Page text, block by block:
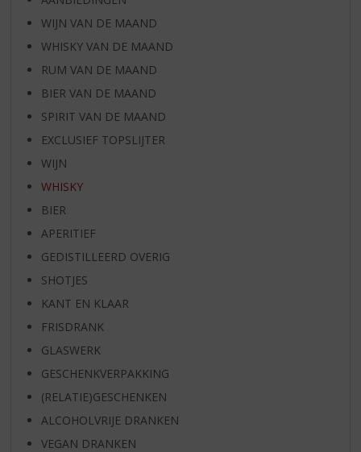
WIJN VAN DE MAAND
WHISKY VAN DE MAAND
RUM VAN DE MAAND
BIER VAN DE MAAND
SPIRIT VAN DE MAAND
EXCLUSIEF TOPSLIJTER
WIJN
WHISKY
BIER
APERITIEF
GEDISTILLEERD OVERIG
SHOTJES
KANT EN KLAAR
FRISDRANK
GLASWERK
GESCHENKVERPAKKING
(RELATIE)GESCHENKEN
ALCOHOLVRIJE DRANKEN
VEGAN DRANKEN